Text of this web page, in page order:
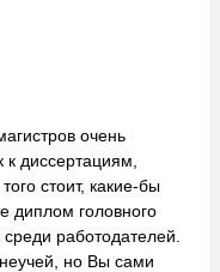
очень
диссертациям,
стоит, какие-бы
диплом головного
работодателей.
но Вы сами